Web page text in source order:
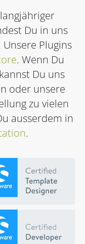
Du in uns
Plugins
. Wenn Du
Du uns
oder unsere
zu vielen
ausserdem in
.